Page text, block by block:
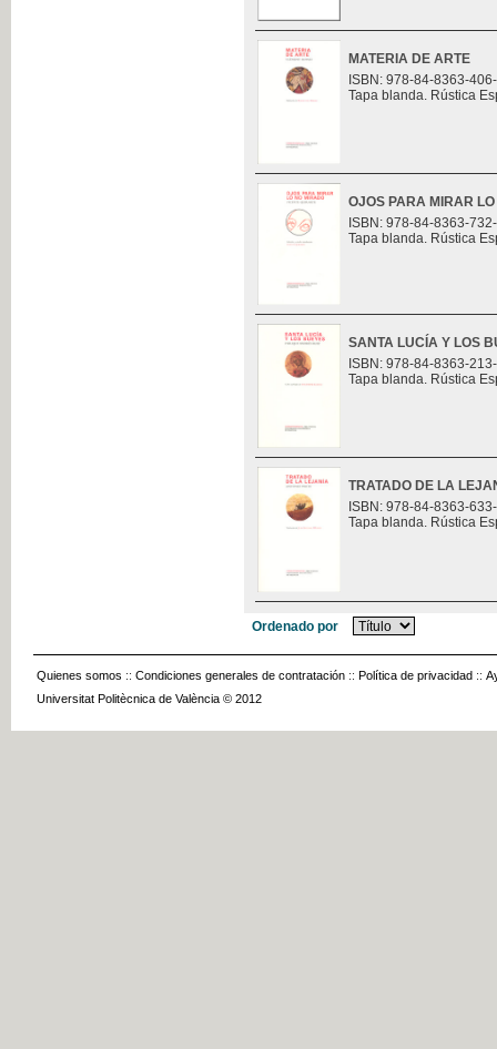
MATERIA DE ARTE
ISBN: 978-84-8363-
Tapa blanda. Rústica
OJOS PARA MIRAR
ISBN: 978-84-8363-
Tapa blanda. Rústica
SANTA LUCÍA Y LOS
ISBN: 978-84-8363-
Tapa blanda. Rústica
TRATADO DE LA
ISBN: 978-84-8363-
Tapa blanda. Rústica
Ordenado por
Quienes somos :: Condiciones generales de contratación :: Política de privacidad ::
Universitat Politècnica de València © 2012